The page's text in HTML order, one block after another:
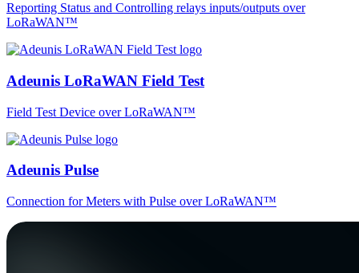
Reporting Status and Controlling relays inputs/outputs over
LoRaWAN™
Adeunis LoRaWAN Field Test
Field Test Device over LoRaWAN™
Adeunis Pulse
Connection for Meters with Pulse over LoRaWAN™